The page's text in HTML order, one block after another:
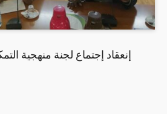
إنعقاد إجتماع لجنة منهجية